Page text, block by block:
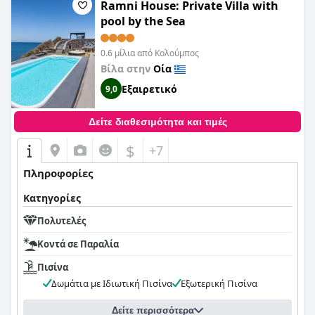
προσφέρει μια χαλαρωτική και ευχάριστη διαμονή με
εξαιρετικές υπηρεσίες.
Ramni House: Private Villa with
pool by the Sea
0.6 μίλια από Κολούμπος
Βίλα στην Οία
9,0 Εξαιρετικό
Δείτε διαθεσιμότητα και τιμές
$ +7
Πληροφορίες
Κατηγορίες
Πολυτελές
Κοντά σε Παραλία
Πισίνα
Δωμάτια με Ιδιωτική Πισίνα
Εξωτερική Πισίνα
Δείτε περισσότερα